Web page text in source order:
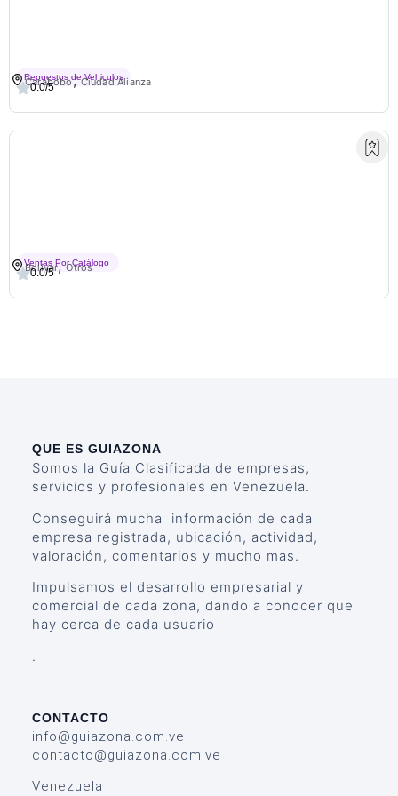
Repuestos Y Lubricantes Jm3
Repuestos de Vehiculos
Carabobo, Ciudad Alianza
0.0/5
RodrigoSpejos
Ventas Por Catálogo
Bolivar, Otros
0.0/5
QUE ES GUIAZONA
Somos la Guía Clasificada de empresas,
servicios y profesionales en Venezuela.
Conseguirá mucha información de cada
empresa registrada, ubicación, actividad,
valoración, comentarios y mucho mas.
Impulsamos el desarrollo empresarial y
comercial de cada zona, dando a conocer que
hay cerca de cada usuario
.
CONTACTO
info@guiazona.com.ve
contacto@guiazona.com.ve
Venezuela